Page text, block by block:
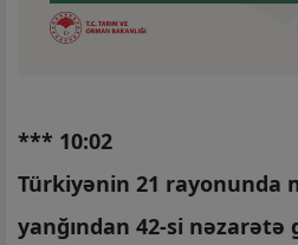
*** 10:02
Türkiyənin 21 rayonunda
yanğından 42-si nəzarətə